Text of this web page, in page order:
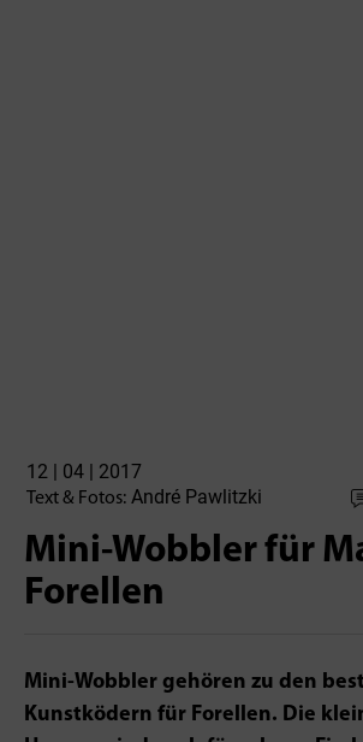
12 | 04 | 2017
Text & Fotos: André Pawlitzki
Mini-Wobbler für
Forellen
Mini-Wobbler gehören zu den
Kunstködern für Forellen. Die